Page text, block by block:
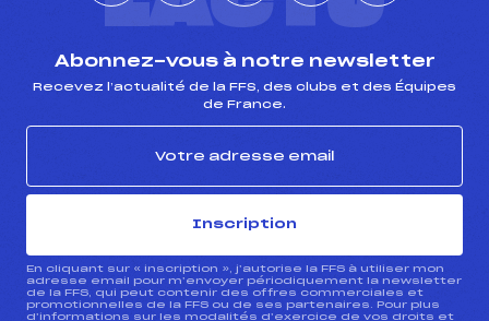
Abonnez-vous à notre newsletter
Recevez l’actualité de la FFS, des clubs et des Équipes
de France.
Inscription
En cliquant sur « inscription », j’autorise la FFS à utiliser mon
adresse email pour m’envoyer périodiquement la newsletter
de la FFS, qui peut contenir des offres commerciales et
promotionnelles de la FFS ou de ses partenaires. Pour plus
d’informations sur les modalités d’exercice de vos droits et